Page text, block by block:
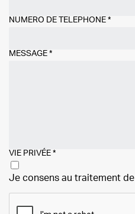
NUMÉRO DE TÉLÉPHONE *
MESSAGE *
VIE PRIVÉE *
Je consens au traitement de